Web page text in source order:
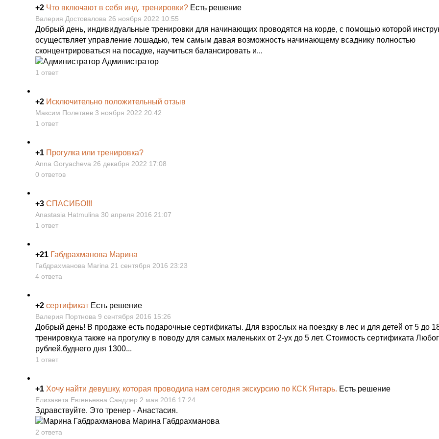
+2 Что включают в себя инд. тренировки? Есть решение
Валерия Достовалова 26 ноября 2022 10:55
Добрый день, индивидуальные тренировки для начинающих проводятся на корде, с помощью которой
осуществляет управление лошадью, тем самым давая возможность начинающему всаднику полностью
сконцентрироваться на посадке, научиться балансировать и...
Администратор
1 ответ
+2 Исключительно положительный отзыв
Максим Полетаев 3 ноября 2022 20:42
1 ответ
+1 Прогулка или тренировка?
Anna Goryacheva 26 декабря 2022 17:08
0 ответов
+3 СПАСИБО!!!
Anastasia Hatmulina 30 апреля 2016 21:07
1 ответ
+21 Габдрахманова Марина
Габдрахманова Marina 21 сентября 2016 23:23
4 ответа
+2 сертификат Есть решение
Валерия Портнова 9 сентября 2016 15:26
Добрый день! В продаже есть подарочные сертификаты. Для взрослых на поездку в лес и для детей от 5 до
тренировку.а также на прогулку в поводу для самых маленьких от 2-ух до 5 лет. Стоимость сертификата
рублей,буднего дня 1300...
1 ответ
+1 Хочу найти девушку, которая проводила нам сегодня экскурсию по КСК Янтарь. Есть решение
Елизавета Евгеньевна Сандлер 2 мая 2016 17:24
Здравствуйте. Это тренер - Анастасия.
Марина Габдрахманова
2 ответа